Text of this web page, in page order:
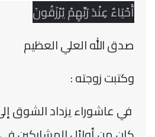
أَحْيَاءٌ عِنْدَ رَبِّهِمْ يُرْزَقُونَ
صدق الله العلي العظيم
وكتبت زوجته :
في عاشوراء يزداد الشوق